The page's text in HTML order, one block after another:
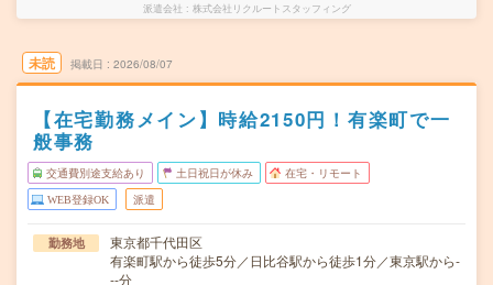
派遣会社 株式会社リクルートスタッフィング
未読 掲載日 2026/08/07
【在宅勤務メイン】時給2150円！有楽町で一
般事務
交通費別途支給あり 土日祝日が休み 在宅・リモート
WEB登録OK 派遣
勤務地
東京都千代田区
有楽町駅から徒歩5分／日比谷駅から徒歩1分／東京駅から-
--分